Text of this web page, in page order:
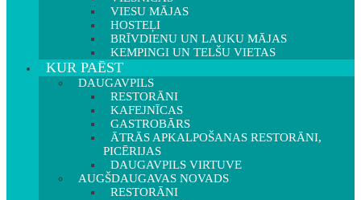
VIESU MĀJAS
HOSTEĻI
BRĪVDIENU UN LAUKU MĀJAS
KEMPINGI UN TELŠU VIETAS
KUR PAĒST
DAUGAVPILS
RESTORĀNI
KAFEJNĪCAS
GASTROBĀRS
ĀTRĀS APKALPOŠANAS RESTORĀNI,
PICĒRIJAS
DAUGAVPILS VIRTUVE
AUGŠDAUGAVAS NOVADS
RESTORĀNI